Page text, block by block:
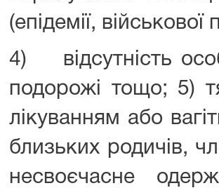
(епідемії,
4) відсутність
подорожі тощо; 5)
лікуванням або
близьких родичів,
несвоєчасне